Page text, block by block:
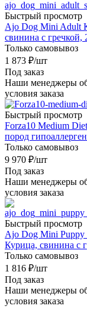
Быстрый просмотр
Ajo Dog Mini Adult
свинина с гречкой,
Только самовывоз
1 873 ₽/шт
Под заказ
Наши менеджеры
условия заказа
Быстрый просмотр
Forza10 Medium
пород
Только самовывоз
9 970 ₽/шт
Под заказ
Наши менеджеры
условия заказа
Быстрый просмотр
Ajo Dog Mini Puppy
Курица, свинина с
Только самовывоз
1 816 ₽/шт
Под заказ
Наши менеджеры
условия заказа